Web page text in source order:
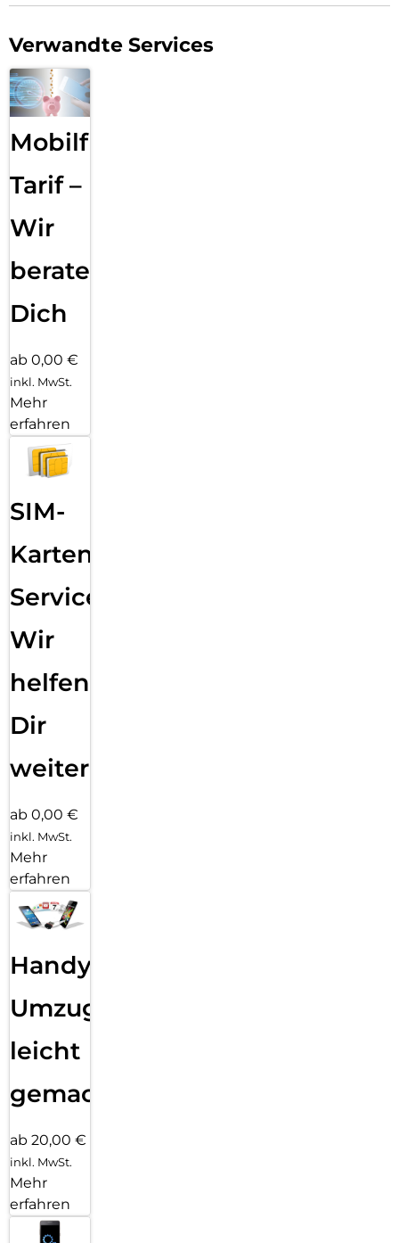
Verwandte Services
Mobilfunk
Tarif –
Wir
beraten
Dich
ab 0,00 €
inkl. MwSt.
Mehr
erfahren
SIM-
Karten
Service:
Wir
helfen
Dir
weiter
ab 0,00 €
inkl. MwSt.
Mehr
erfahren
Handy
Umzug
leicht
gemacht!
ab 20,00 €
inkl. MwSt.
Mehr
erfahren